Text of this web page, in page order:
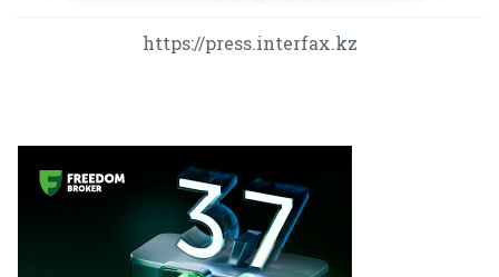
https://press.interfax.kz